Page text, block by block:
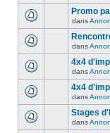
Promo
dans
dans
4x4
dans
4x4
dans
Stages
dans